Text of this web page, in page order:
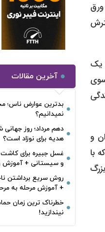
یک
و
با
آخرین مقالات
بدترین عوارض ناس؛
نمیدانیم؟
دهم مرداد؛ روز جهانی
هدیه برای نوزاد است؟
غسل جبیره برای کاشت
و سیستانی + آموزش
روش سریع برداشتن
+ آموزش مرحله به
خطرناک‌ ترین زمان‌
نیندازید!